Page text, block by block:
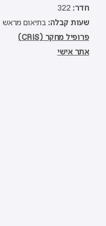
חדר 322
שעות קבלה בתיאום מראש
פרופיל מחקר (CRIS)
אתר אישי